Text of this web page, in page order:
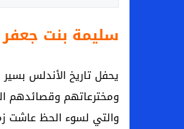
سليمة بنت جعفر
يحفل تاريخ الأندلس بسير
ومخترعاتهم وقصائدهم
والتي لسوء الحظ عاشت